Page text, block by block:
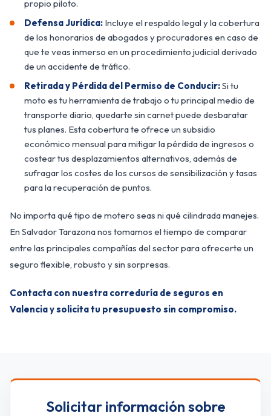
propio piloto.
Defensa Jurídica: Incluye el respaldo legal y la cobertura
de los honorarios de abogados y procuradores en caso de
que te veas inmerso en un procedimiento judicial derivado
de un accidente de tráfico.
Retirada y Pérdida del Permiso de Conducir:Si tu
moto es tu herramienta de trabajo o tu principal medio de
transporte diario, quedarte sin carnet puede desbaratar
tus planes. Esta cobertura te ofrece un subsidio
económico mensual para mitigar la pérdida de ingresos o
costear tus desplazamientos alternativos, además de
sufragar los costes de los cursos de sensibilización y tasas
para la recuperación de puntos.
No importa qué tipo de motero seas ni qué cilindrada manejes.
En Salvador Tarazona nos tomamos el tiempo de comparar
entre las principales compañías del sector para ofrecerte un
seguro flexible, robusto y sin sorpresas.
Contacta con nuestra correduría de seguros en
Valencia y solicita tu presupuesto sin compromiso.
Solicitar información sobre